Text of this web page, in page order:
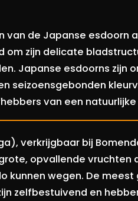
de Japanse esdoorn
om zijn delicate
Japanse esdoorns zijn
seizoensgebonden
van een
verkrijgbaar bij
opvallende vruchten
kunnen wegen. De
zijn zelfbestuivend en